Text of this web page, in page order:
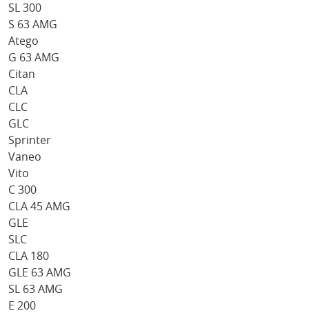
SL 300
S 63 AMG
Atego
G 63 AMG
Citan
CLA
CLC
GLC
Sprinter
Vaneo
Vito
C 300
CLA 45 AMG
GLE
SLC
CLA 180
GLE 63 AMG
SL 63 AMG
E 200